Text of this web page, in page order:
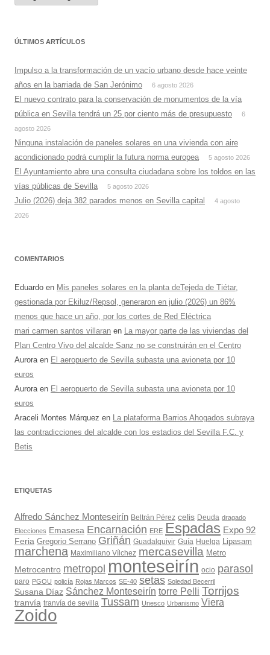
ÚLTIMOS ARTÍCULOS
Impulso a la transformación de un vacío urbano desde hace veinte
años en la barriada de San Jerónimo
6 agosto 2026
El nuevo contrato para la conservación de monumentos de la vía
pública en Sevilla tendrá un 25 por ciento más de presupuesto
6
agosto 2026
Ninguna instalación de paneles solares en una vivienda con aire
acondicionado podrá cumplir la futura norma europea
5 agosto 2026
El Ayuntamiento abre una consulta ciudadana sobre los toldos en las
vías públicas de Sevilla
5 agosto 2026
Julio (2026) deja 382 parados menos en Sevilla capital
4 agosto
2026
COMENTARIOS
Eduardo en Mis paneles solares en la planta deTejeda de Tiétar,
gestionada por Ekiluz/Repsol, generaron en julio (2026) un 86%
menos que hace un año, por los cortes de Red Eléctrica
mari carmen santos villaran en La mayor parte de las viviendas del
Plan Centro Vivo del alcalde Sanz no se construirán en el Centro
Auroraen El aeropuerto de Sevilla subasta una avioneta por 10
euros
Auroraen El aeropuerto de Sevilla subasta una avioneta por 10
euros
Araceli Montes Márquez en La plataforma Barrios Ahogados subraya
las contradicciones del alcalde con los estadios del Sevilla F.C. y
Betis
ETIQUETAS
Alfredo Sánchez Monteseirín Beltrán Pérez celis Deuda dragado
Elecciones Emasesa Encarnación ERE Espadas Expo 92
Feria Gregorio Serrano Griñán Guadalquivir Guía Huelga Lipasam
marchena Maximiliano Vílchez mercasevilla Metro
Metrocentro metropol monteseirín ocio parasol
paro PGOU policía Rojas Marcos SE-40 setas Soledad Becerril
Susana Díaz Sánchez Monteseirín torre Pelli Torrijos
tranvía tranvía de sevilla Tussam Unesco Urbanismo Viera
Zoido